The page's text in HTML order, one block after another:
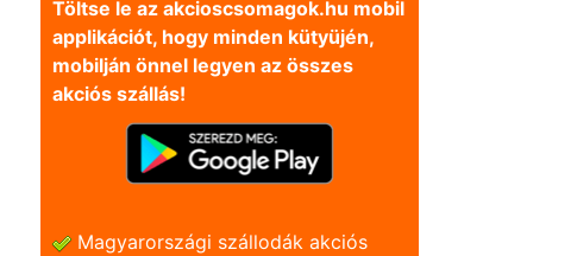
Töltse le az akcioscsomagok.hu mobil
applikációt, hogy minden kütyüjén,
mobilján önnel legyen az összes
akciós szállás!
Magyarországi szállodák akciós